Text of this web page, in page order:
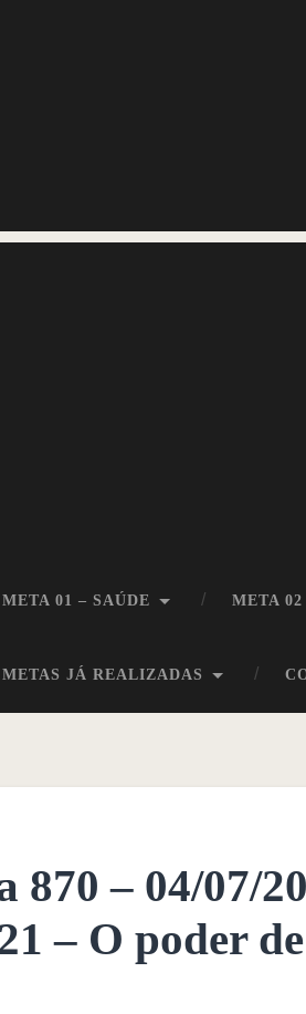
META 01 – SAÚDE META
JÁ REALIZADAS
870 – 04/07/
– O poder